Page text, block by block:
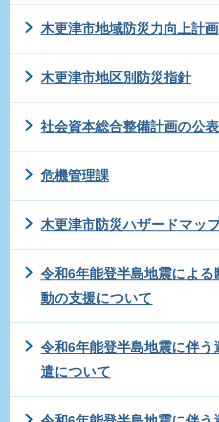
木更津市地域防災力向上計画
木更津市地区別防災指針
社会資本総合整備計画の公表
危機管理課
木更津市防災ハザードマッ
令和6年能登半島地震によ
動の支援について
令和6年能登半島地震に伴
遣について